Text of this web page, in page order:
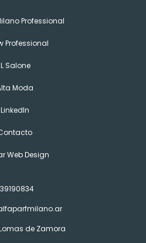
Professional
Professional
Salone
Moda
LinkedIn
Web Design
Lomas de Zamora